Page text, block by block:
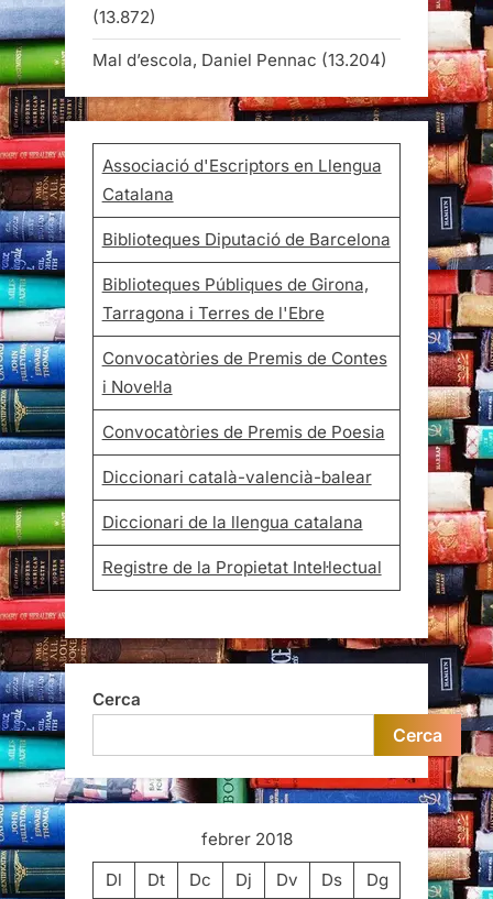
(13.872)
Mal d’escola, Daniel Pennac (13.204)
Associació d'Escriptors en Llengua
Catalana
Biblioteques Diputació de Barcelona
Biblioteques Públiques de Girona,
Tarragona i Terres de l'Ebre
Convocatòries de Premis de Contes
i Novel·la
Convocatòries de Premis de Poesia
Diccionari català-valencià-balear
Diccionari de la llengua catalana
Registre de la Propietat Intel·lectual
Cerca
Cerca
febrer 2018
Dl
Dt Dc Dj Dv Ds
Dg